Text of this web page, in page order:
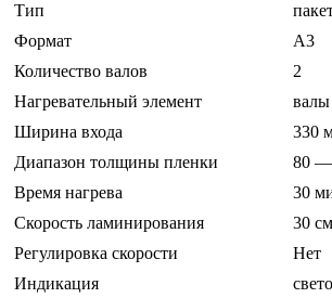
Тип
Формат
A3
Количество валов
2
Нагревательный элемент
валы
Ширина входа
330
Диапазон толщины пленки
80 —
Время нагрева
30
Скорость ламинирования
30
Регулировка скорости
Нет
Индикация